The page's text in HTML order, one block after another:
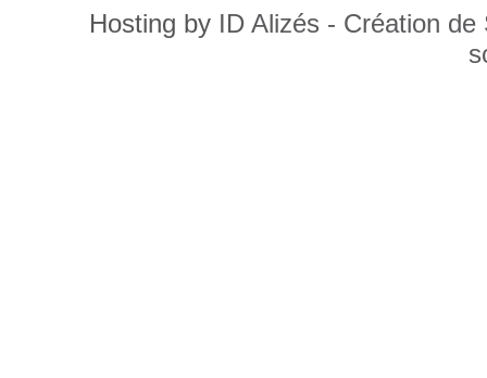
Hosting by ID Alizés - Création